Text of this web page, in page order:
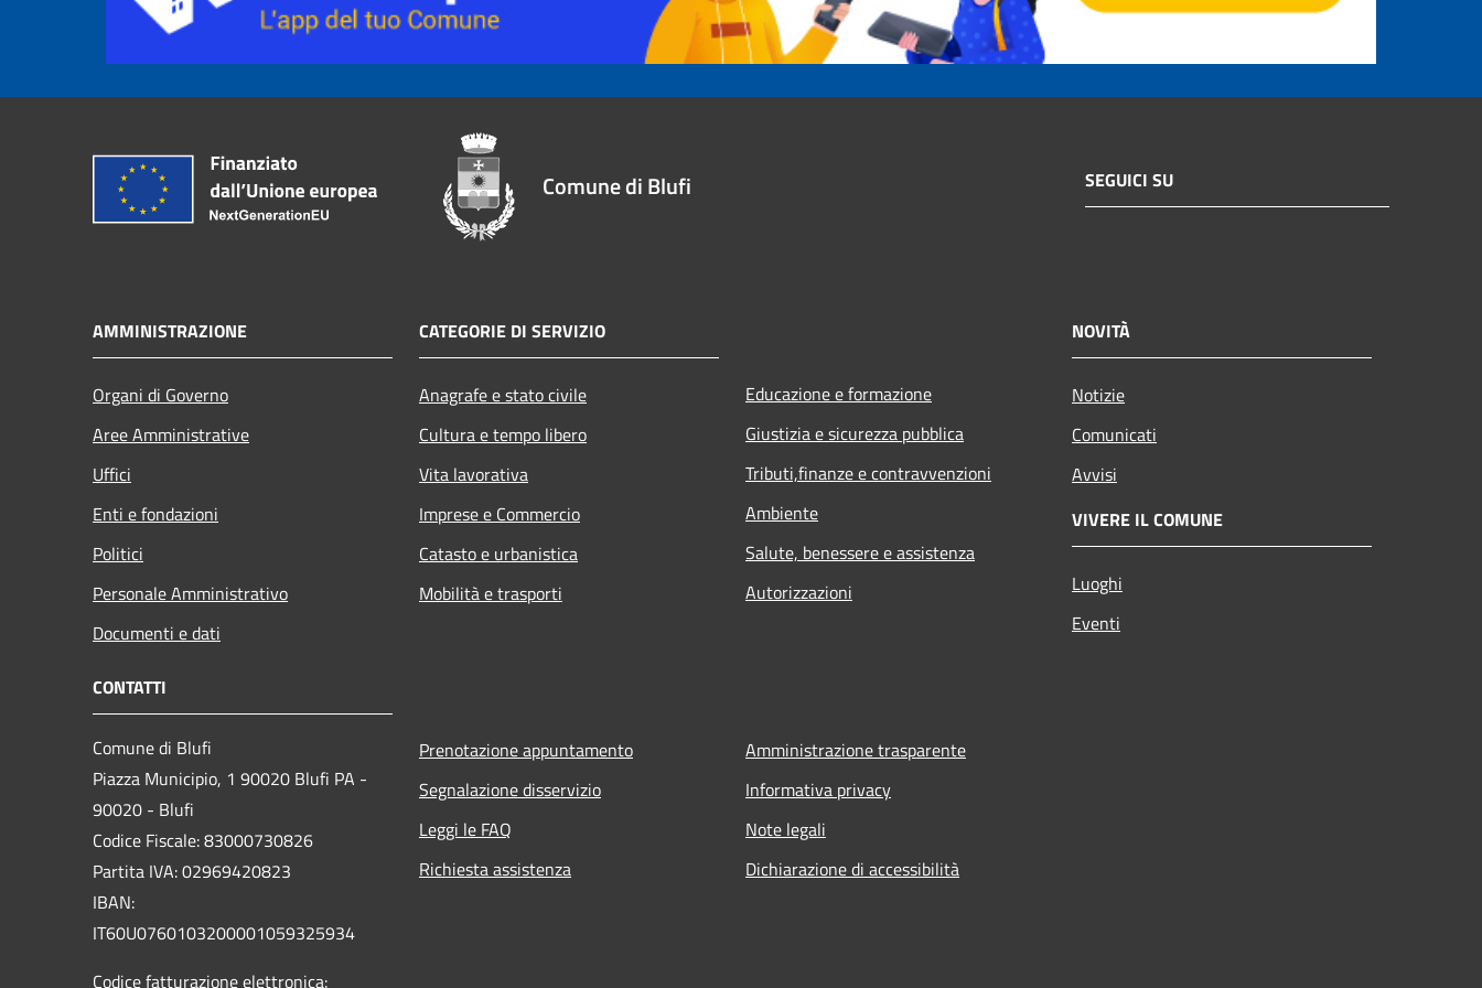
Comune di Blufi SEGUICI SU
AMMINISTRAZIONE
Organi di Governo
Aree Amministrative
Uffici
Enti e fondazioni
Politici
Personale Amministrativo
Documenti e dati
CATEGORIE DI SERVIZIO
Anagrafe e stato civile
Cultura e tempo libero
Vita lavorativa
Imprese e Commercio
Catasto e urbanistica
Mobilità e trasporti
Educazione e formazione
Giustizia e sicurezza pubblica
Tributi,finanze e contravvenzioni
Ambiente
Salute, benessere e assistenza
Autorizzazioni
NOVITÀ
Notizie
Comunicati
Avvisi
VIVERE IL COMUNE
Luoghi
Eventi
CONTATTI
Comune di Blufi
Piazza Municipio, 1 90020 Blufi PA -
90020 - Blufi
Codice Fiscale: 83000730826
Partita IVA: 02969420823
IBAN:
IT60U0760103200001059325934
Codice fatturazione elettronica:
Prenotazione appuntamento
Segnalazione disservizio
Leggi le FAQ
Richiesta assistenza
Amministrazione trasparente
Informativa privacy
Note legali
Dichiarazione di accessibilità